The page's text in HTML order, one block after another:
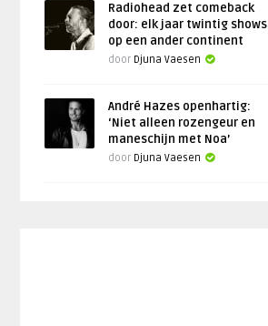
Radiohead zet comeback
door: elk jaar twintig shows
op een ander continent
door Djuna Vaesen
André Hazes openhartig:
‘Niet alleen rozengeur en
maneschijn met Noa’
door Djuna Vaesen